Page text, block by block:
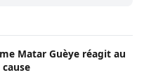
Matar Guèye réagit au